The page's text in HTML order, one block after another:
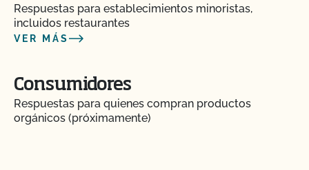
Respuestas para establecimientos minoristas,
incluidos restaurantes
VER MÁS
Consumidores
Respuestas para quienes compran productos
orgánicos (próximamente)